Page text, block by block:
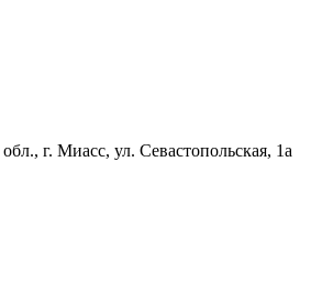
г. Миасс, ул. Севастопольская, 1а